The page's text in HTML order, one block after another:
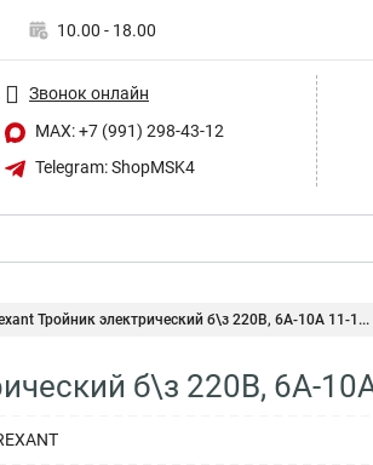
10.00 - 18.00
Звонок онлайн
MAX: +7 (991) 298-43-12
Telegram: ShopMSK4
Тройник электрический б\з 220В, 6A-10A 11-1...
б\з 220В, 6A-